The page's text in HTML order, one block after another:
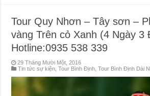
Tour Quy Nhơn – Tây sơn –
vàng Trên cỏ Xanh (4 Ngày 3
Hotline:0935 538 339
29 Tháng Mười Một, 2016
Tin tức sự kiện ,Tour Bình Định ,Tour Bình Định Dài